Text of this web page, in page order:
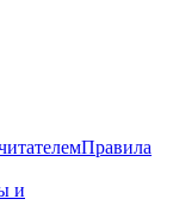
Правила
и